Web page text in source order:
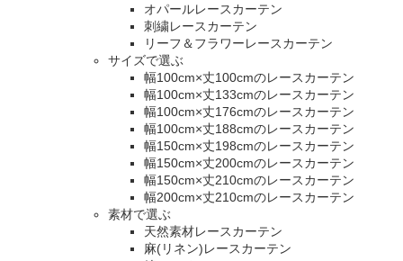
オパールレースカーテン
刺繍レースカーテン
リーフ＆フラワーレースカーテン
サイズで選ぶ
幅100cm×丈100cmのレースカーテン
幅100cm×丈133cmのレースカーテン
幅100cm×丈176cmのレースカーテン
幅100cm×丈188cmのレースカーテン
幅150cm×丈198cmのレースカーテン
幅150cm×丈200cmのレースカーテン
幅150cm×丈210cmのレースカーテン
幅200cm×丈210cmのレースカーテン
素材で選ぶ
天然素材レースカーテン
麻(リネン)レースカーテン